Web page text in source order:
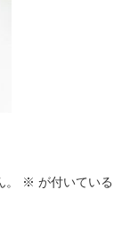
※ が付いている